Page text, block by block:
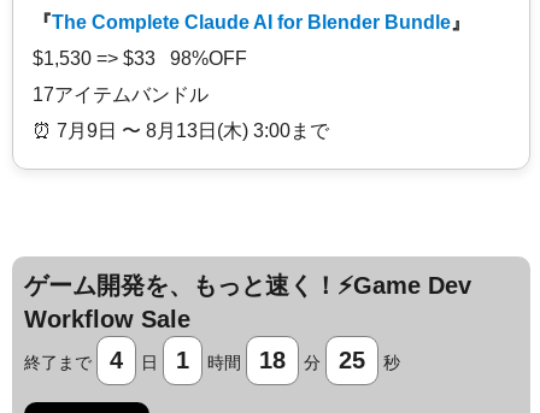
『The Complete Claude AI for Blender Bundle 』
$1,530 => $33 98%OFF
17アイテムバンドル
⏰️ 7月9日 〜 8月13日(木) 3:00まで
ゲーム開発を、もっと速く！⚡️Game Dev
Workflow Sale
終了まで 4 日 1 時間 18 分 24 秒